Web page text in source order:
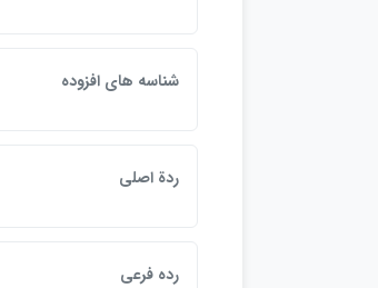
شناسه هاي افزوده
ردة اصلي
رده فرعي